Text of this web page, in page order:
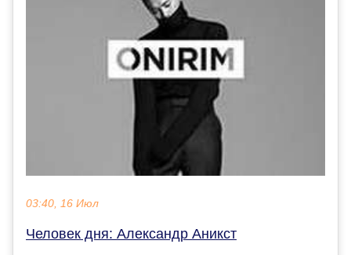
03:40, 16 Июл
Человек дня: Александр Аникст